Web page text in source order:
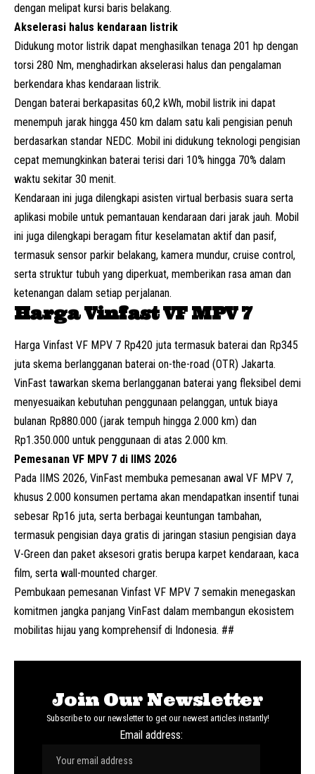
dengan melipat kursi baris belakang.
Akselerasi halus kendaraan listrik
Didukung motor listrik dapat menghasilkan tenaga 201 hp dengan
torsi 280 Nm, menghadirkan akselerasi halus dan pengalaman
berkendara khas kendaraan listrik.
Dengan baterai berkapasitas 60,2 kWh, mobil listrik ini dapat
menempuh jarak hingga 450 km dalam satu kali pengisian penuh
berdasarkan standar NEDC. Mobil ini didukung teknologi pengisian
cepat memungkinkan baterai terisi dari 10% hingga 70% dalam
waktu sekitar 30 menit.
Kendaraan ini juga dilengkapi asisten virtual berbasis suara serta
aplikasi mobile untuk pemantauan kendaraan dari jarak jauh. Mobil
ini juga dilengkapi beragam fitur keselamatan aktif dan pasif,
termasuk sensor parkir belakang, kamera mundur, cruise control,
serta struktur tubuh yang diperkuat, memberikan rasa aman dan
ketenangan dalam setiap perjalanan.
Harga Vinfast VF MPV 7
Harga Vinfast VF MPV 7 Rp420 juta termasuk baterai dan Rp345
juta skema berlangganan baterai on-the-road (OTR) Jakarta.
VinFast tawarkan skema berlangganan baterai yang fleksibel demi
menyesuaikan kebutuhan penggunaan pelanggan, untuk biaya
bulanan Rp880.000 (jarak tempuh hingga 2.000 km) dan
Rp1.350.000 untuk penggunaan di atas 2.000 km.
Pemesanan VF MPV 7 di IIMS 2026
Pada IIMS 2026, VinFast membuka pemesanan awal VF MPV 7,
khusus 2.000 konsumen pertama akan mendapatkan insentif tunai
sebesar Rp16 juta, serta berbagai keuntungan tambahan,
termasuk pengisian daya gratis di jaringan stasiun pengisian daya
V-Green dan paket aksesori gratis berupa karpet kendaraan, kaca
film, serta wall-mounted charger.
Pembukaan pemesanan Vinfast VF MPV 7 semakin menegaskan
komitmen jangka panjang VinFast dalam membangun ekosistem
mobilitas hijau yang komprehensif di Indonesia. ##
Join Our Newsletter
Subscribe to our newsletter to get our newest articles instantly!
Email address: